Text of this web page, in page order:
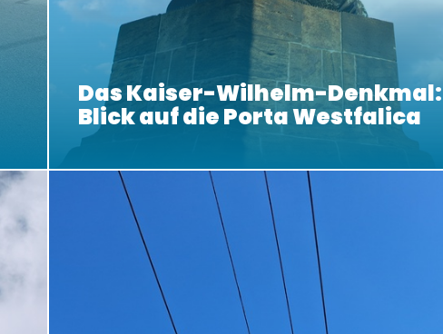
Das Kaiser-Wilhelm-Denkmal:
Blick auf die Porta Westfalica